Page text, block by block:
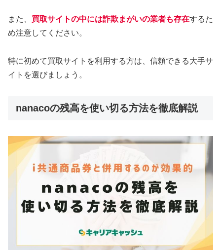
また、 買取サイトの中には詐欺まがいの業者も存在するた
め注意してください。
特に初めて買取サイトを利用する方は、信頼できる大手サ
イトを選びましょう。
nanacoの残高を使い切る方法を徹底解説